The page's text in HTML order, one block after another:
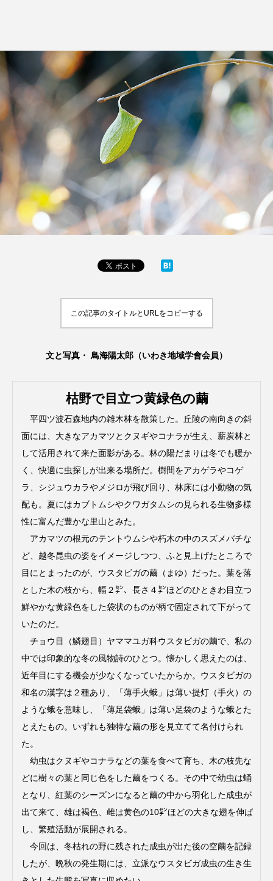
この記事のタイトルとURLをコピーする
文と写真・ 鳥海陽太郎（いわき地域学會会員）
枯野で目立つ黄緑色の繭
平四ツ波石森地内の雑木林を散策した。丘陵の南向きの斜
面には、大きなアカマツとクヌギやコナラが生え、薪炭林と
して活用されて来た面影がある。林の陽だまりは冬でも暖か
く、快適に虫探しが出来る場所だ。樹間をアカゲラやコゲ
ラ、シジュウカラやメジロが飛び回り、林床には小動物の気
配も。夏にはカブトムシやクワガタムシの見られる生物多様
性に富んだ豊かな里山とみた。
アカマツの根元のテントウムシや朽木の中のスズメバチな
ど、越冬昆虫の姿をイメージしつつ、ふと見上げたところで
目にとまったのが、ウスタビガの繭（まゆ）だった。葉を落
とした木の枝から、幅２㌢、長さ４㌢ほどのひときわ目立つ
鮮やかな黄緑色をした袋状のものが柄で固定されて下がって
いたのだ。
チョウ目（鱗翅目）ヤママユガ科ウスタビガの繭で、私の
中では印象的な冬の風物詩のひとつ。懐かしく思えたのは、
近年目にする機会が少なくなっていたからか。ウスタビガの
和名の漢字は２種あり、「薄手火蛾」は薄い提灯（手火）の
ような蛾を意味し、「薄足袋蛾」は薄い足袋のような蛾とた
とえたもの。いずれも独特な繭の形を見立てて名付けられ
た。
幼虫はクヌギやコナラなどの葉を食べて育ち、木の枝先な
どに樹々の葉と同じ色をした繭をつくる。その中で幼虫は蛹
となり、紅葉のシーズンになると繭の中から羽化した成虫が
出て来て、雄は褐色、雌は黄色の10㌢ほどの大きな翅を伸ば
し、繁殖活動が展開される。
今回は、冬枯れの野に残された成虫が出た後の空繭を記録
したが、晩秋の発生期には、立派なウスタビガ成虫の生き生